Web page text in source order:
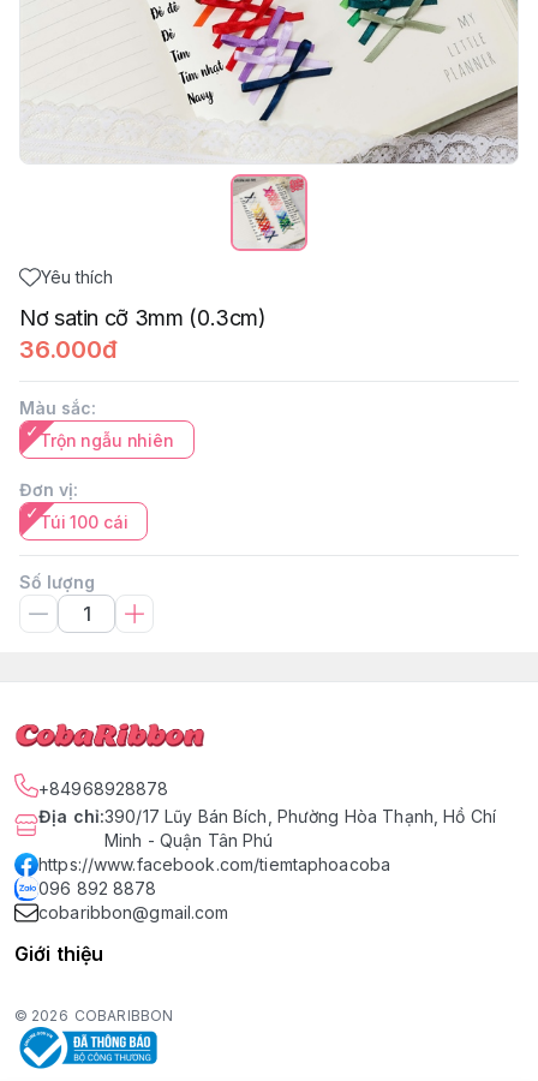
Yêu thích
Nơ satin cỡ 3mm (0.3cm)
36.000đ
Màu sắc:
Trộn ngẫu nhiên
Đơn vị:
Túi 100 cái
Số lượng
+84968928878
Địa chỉ:390/17 Lũy Bán Bích, Phường Hòa Thạnh, Hồ Chí
Minh - Quận Tân Phú
https://www.facebook.com/tiemtaphoacoba
096 892 8878
cobaribbon@gmail.com
Giới thiệu
© 2026 COBARIBBON